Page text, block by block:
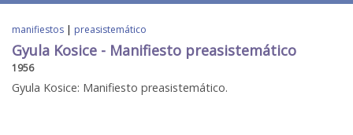
manifiestos | preasistemático
Gyula Kosice - Manifiesto preasistemático
1956
Gyula Kosice: Manifiesto preasistemático.